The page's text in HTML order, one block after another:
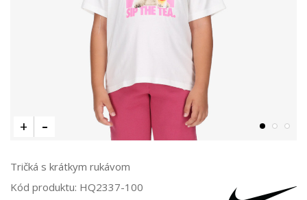
Tričká s krátkym rukávom
Kód produktu: HQ2337-100